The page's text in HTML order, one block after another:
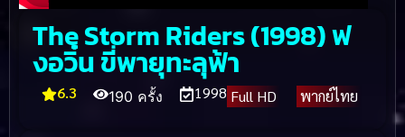
The Storm Riders (1998) ฟ
งอวิ๋น ขี่พายุทะลุฟ้า
6.3 190 ครั้ง 1998 Full HD พากย์ไทย